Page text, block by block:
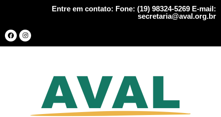
Entre em contato: Fone: (19) 98324-5269 E-mail:
secretaria@aval.org.br